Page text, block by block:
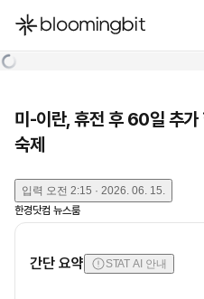
한국어
미-이란, 휴전 후 60일 추가
숙제
입력 오전 2:15 · 2026. 06. 15.
한경닷컴 뉴스룸
간단 요약 STAT AI 안내